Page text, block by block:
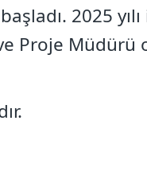
2025
Proje Müdürü